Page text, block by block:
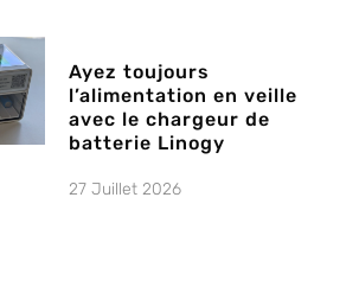
Ayez toujours
l’alimentation en veille
avec le chargeur de
batterie Linogy
27 Juillet 2026